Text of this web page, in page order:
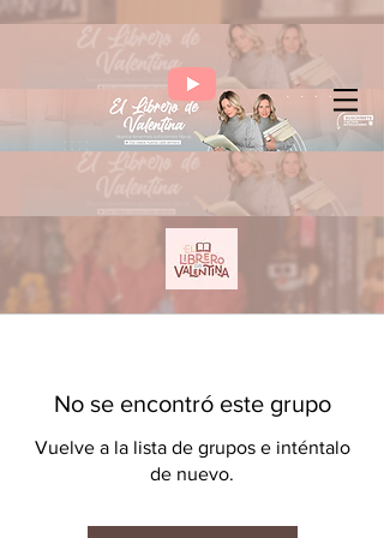
No se encontró este grupo
Vuelve a la lista de grupos e inténtalo
de nuevo.